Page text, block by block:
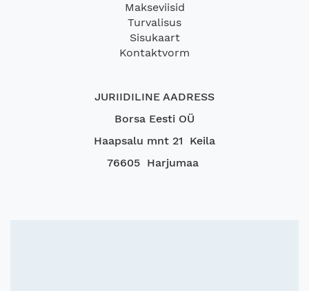
Makseviisid
Turvalisus
Sisukaart
Kontaktvorm
JURIIDILINE AADRESS
Borsa Eesti OÜ
Haapsalu mnt 21 Keila
76605 Harjumaa